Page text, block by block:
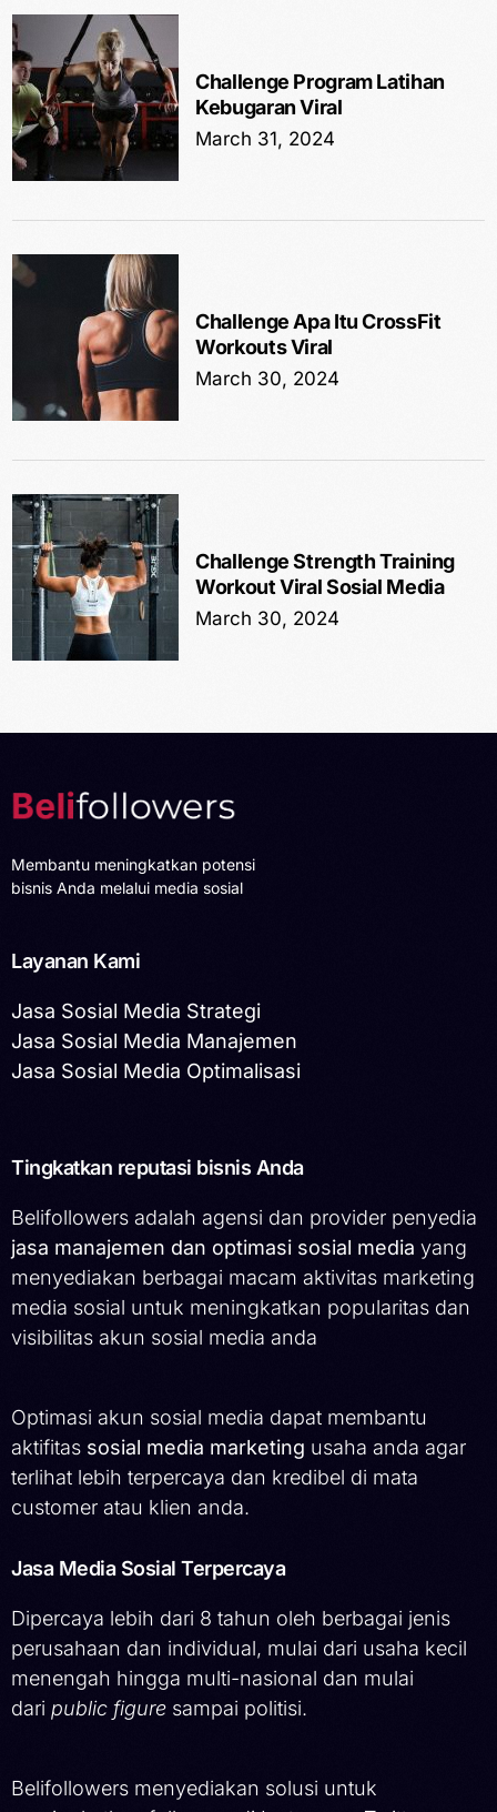
Challenge Program Latihan
Kebugaran Viral
March 31, 2024
Challenge Apa Itu CrossFit
Workouts Viral
March 30, 2024
Challenge Strength Training
Workout Viral Sosial Media
March 30, 2024
Membantu meningkatkan potensi
bisnis Anda melalui media sosial
Layanan Kami
Jasa Sosial Media Strategi
Jasa Sosial Media Manajemen
Jasa Sosial Media Optimalisasi
Tingkatkan reputasi bisnis Anda
Belifollowers adalah agensi dan provider penyedia
jasa manajemen dan optimasi sosial media yang
menyediakan berbagai macam aktivitas marketing
media sosial untuk meningkatkan popularitas dan
visibilitas akun sosial media anda
Optimasi akun sosial media dapat membantu
aktifitas sosial media marketing usaha anda agar
terlihat lebih terpercaya dan kredibel di mata
customer atau klien anda.
Jasa Media Sosial Terpercaya
Dipercaya lebih dari 8 tahun oleh berbagai jenis
perusahaan dan individual, mulai dari usaha kecil
menengah hingga multi-nasional dan mulai
dari public figure sampai politisi.
Belifollowers menyediakan solusi untuk